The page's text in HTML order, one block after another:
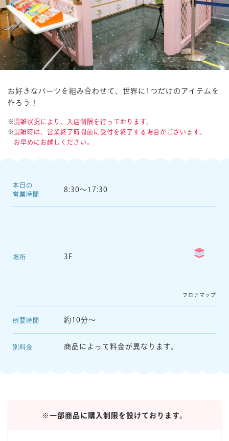
よくあるご質問 ニュース
公式SNS／アプリ
コラボレーション
お好きなパーツを組み合わせて、世界に1つだけのアイテムを
作ろう！
混雑状況により、入店制限を行っております。
混雑時は、営業終了時間前に受付を終了する場合がございます。
お早めにお越しください。
本日の
営業時間
8:30～17:30
場所 3F
フロアマップ
所要時間 約10分〜
別料金 商品によって料金が異なります。
※一部商品に購入制限を設けております。